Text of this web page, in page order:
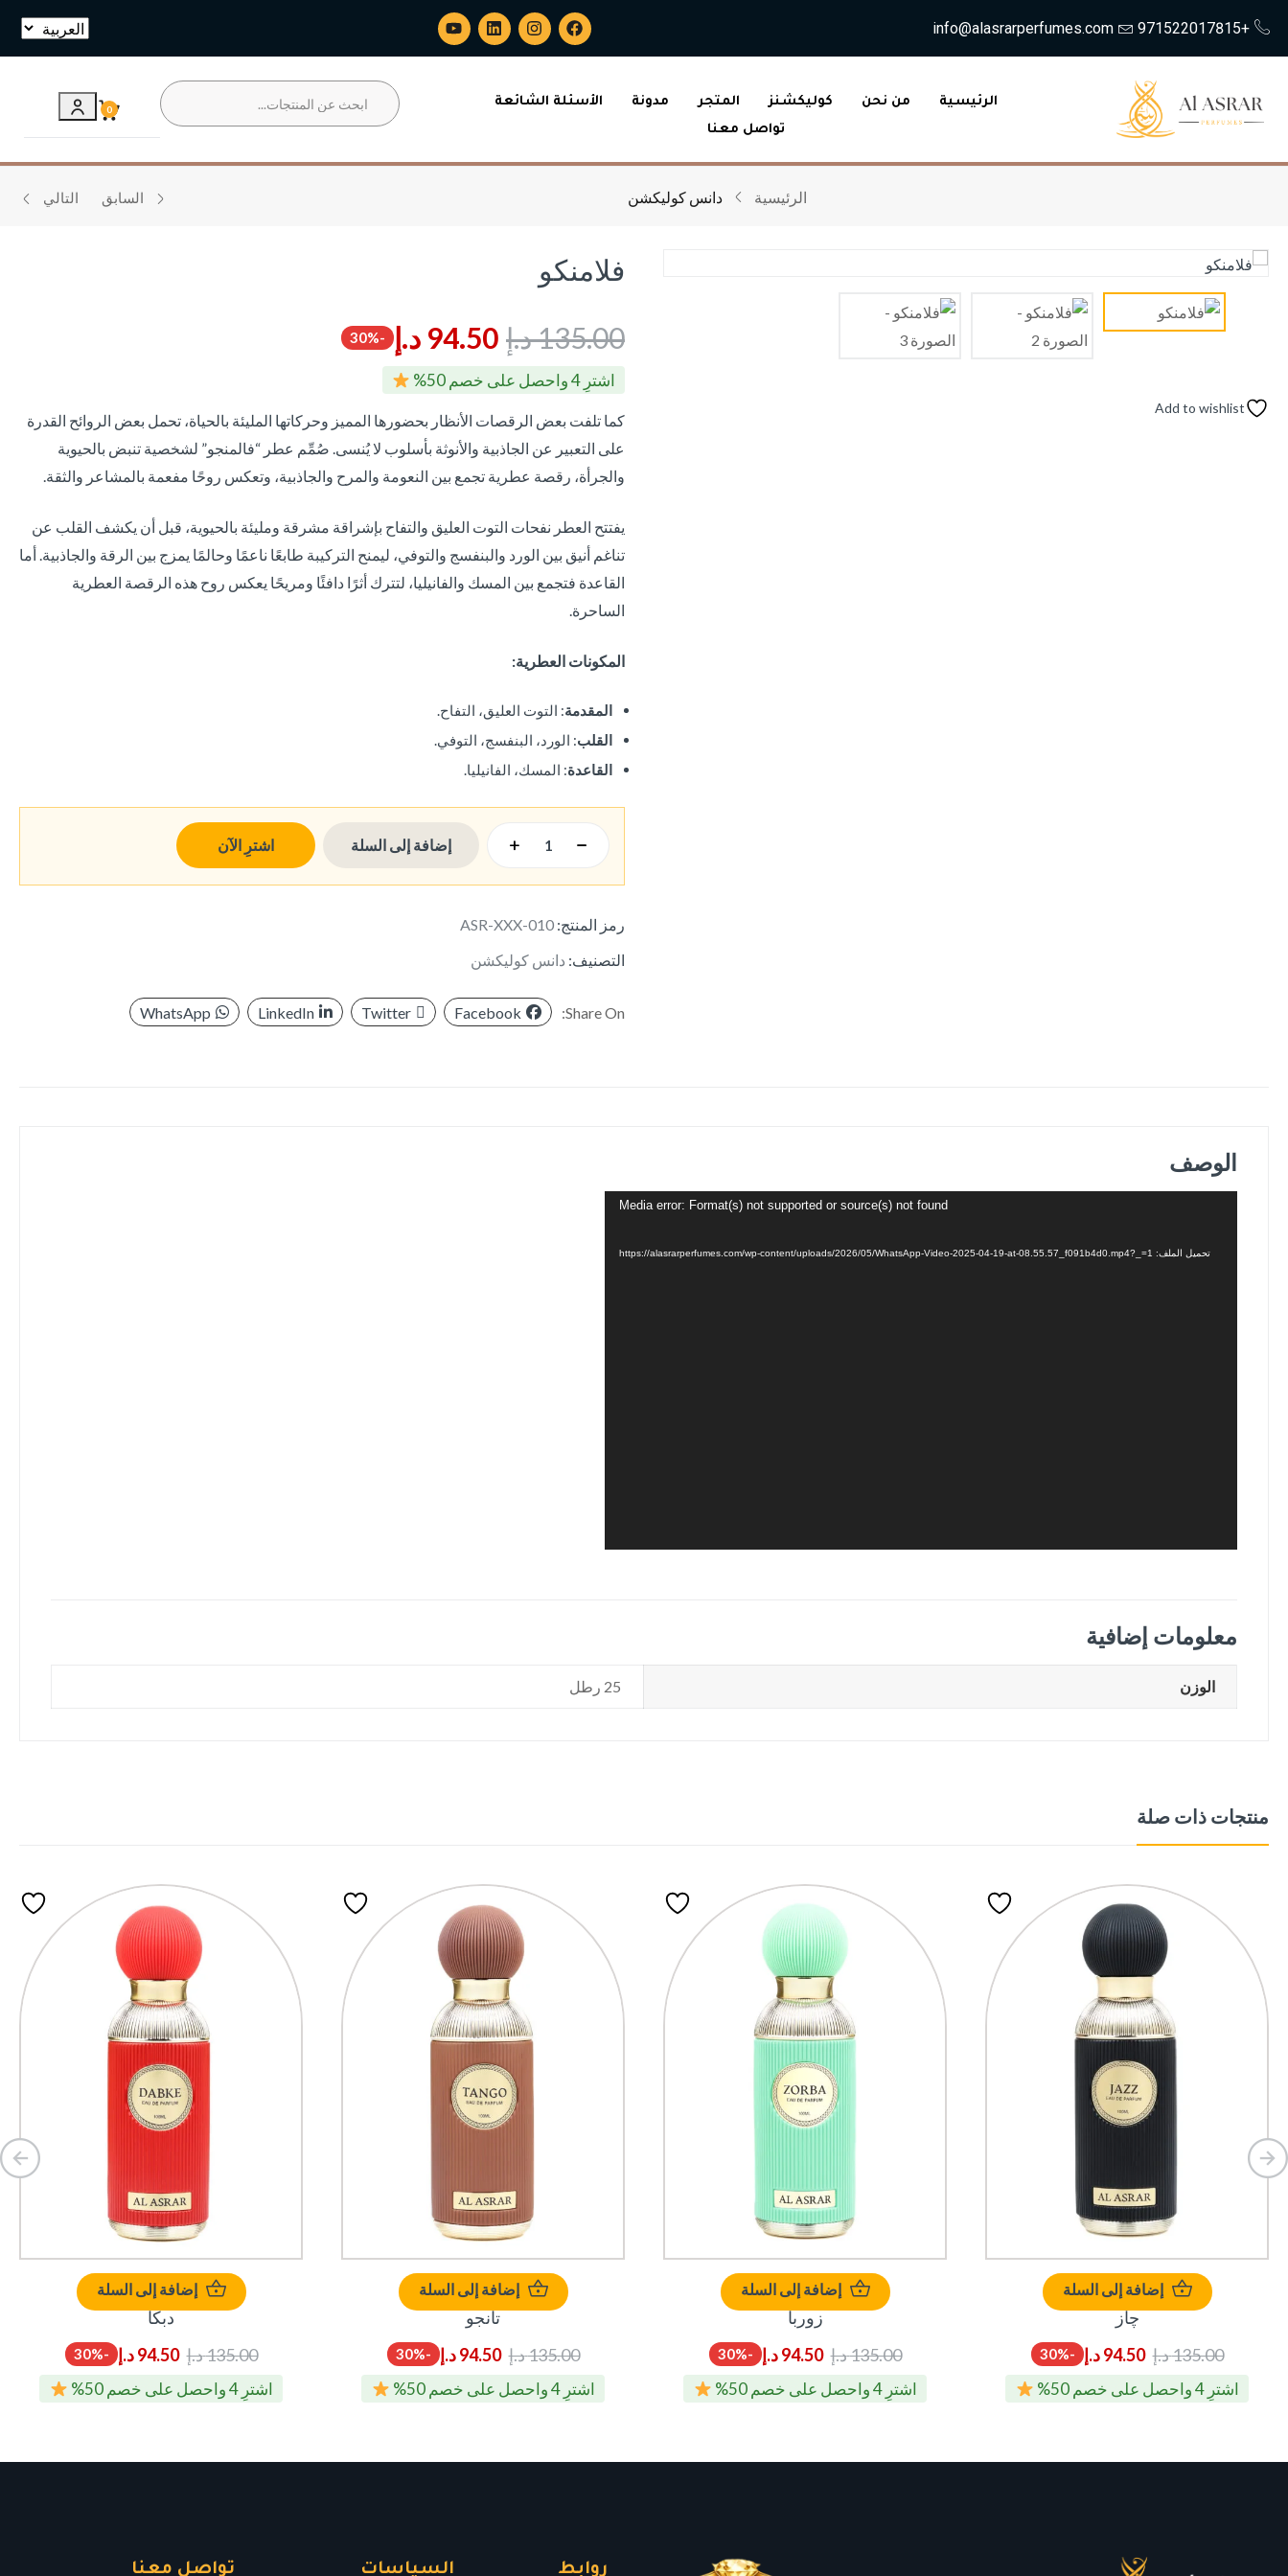
+971522017815
info@alasrarperfumes.com
الرئيسية من نحن كوليكشنز المتجر مدونة
الأسئلة الشائعة
تواصل معنا
0
الرئيسية دانس كوليكشن السابق التالي
Add to wishlist
فلامنكو
135.00د.إ 94.50 د.إ -30%
اشترِ 4 واحصل على خصم 50%
كما تلفت بعض الرقصات الأنظار بحضورها المميز وحركاتها المليئة بالحياة، تحمل بعض الروائح القدرة
على التعبير عن الجاذبية والأنوثة بأسلوب لا يُنسى. صُمِّم عطر “فالمنجو” لشخصية تنبض بالحيوية
والجرأة، رقصة عطرية تجمع بين النعومة والمرح والجاذبية، وتعكس روحًا مفعمة بالمشاعر والثقة.
يفتتح العطر نفحات التوت العليق والتفاح بإشراقة مشرقة ومليئة بالحيوية، قبل أن يكشف القلب عن
تناغم أنيق بين الورد والبنفسج والتوفي، ليمنح التركيبة طابعًا ناعمًا وحالمًا يمزج بين الرقة والجاذبية. أما
القاعدة فتجمع بين المسك والفانيليا، لتترك أثرًا دافئًا ومريحًا يعكس روح هذه الرقصة العطرية
الساحرة.
المكونات العطرية:
المقدمة: التوت العليق، التفاح.
القلب: الورد، البنفسج، التوفي.
القاعدة: المسك، الفانيليا.
إضافة إلى السلة اشترِ الآن
رمز المنتج: ASR-XXX-010
التصنيف: دانس كوليكشن
Share On:
Facebook
Twitter
LinkedIn
WhatsApp
الوصف
Media error: Format(s) not supported or source(s) not found
تحميل الملف: https://alasrarperfumes.com/wp-content/uploads/2026/05/WhatsApp-Video-2025-04-19-at-08.55.57_f091b4d0.mp4?_=1
معلومات إضافية
الوزن 25 رطل
منتجات ذات صلة
إضافة إلى السلة
چاز
135.00د.إ 94.50 د.إ -30%
اشترِ 4 واحصل على خصم 50%
إضافة إلى السلة
زوربا
135.00د.إ 94.50 د.إ -30%
اشترِ 4 واحصل على خصم 50%
إضافة إلى السلة
تانجو
135.00د.إ 94.50 د.إ -30%
اشترِ 4 واحصل على خصم 50%
إضافة إلى السلة
دبكا
135.00د.إ 94.50 د.إ -30%
اشترِ 4 واحصل على خصم 50%
روابط السياسات تواصل معنا